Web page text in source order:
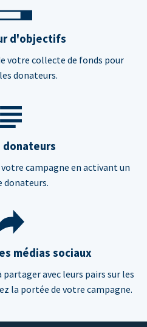
d'objectifs
votre collecte de fonds pour
donateurs.
donateurs
campagne en activant un
donateurs.
médias sociaux
avec leurs pairs sur les
la portée de votre campagne.